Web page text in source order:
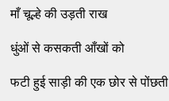
माँ चूल्हे की उड़ती राख
धुंओं से कसकती आँखों को
फटी हुई साड़ी की एक छोर से पोंछती